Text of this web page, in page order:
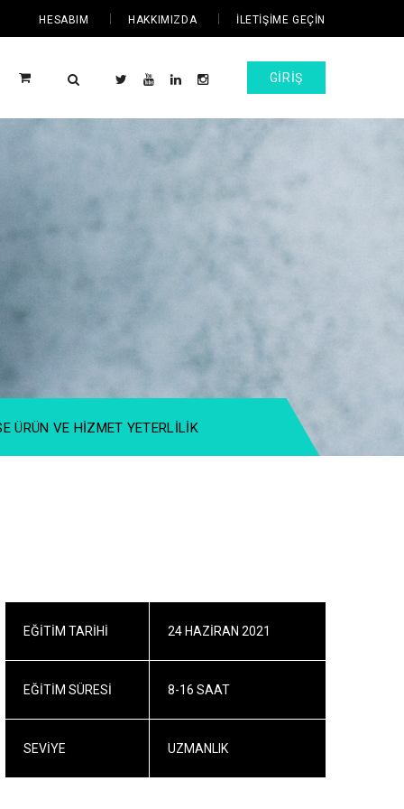
HESABIM HAKKIMIZDA İLETIŞIME GEÇIN
GIRIŞ
ÜRÜN VE HIZMET YETERLILIK
EĞITIM TARIHI 24 HAZIRAN 2021
EĞITIM SÜRESI 8-16 SAAT
SEVIYE UZMANLIK